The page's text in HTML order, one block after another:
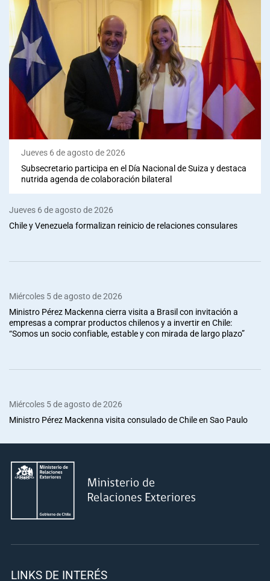
Jueves 6 de agosto de 2026
Subsecretario participa en el Día Nacional de Suiza y destaca
nutrida agenda de colaboración bilateral
Jueves 6 de agosto de 2026
Chile y Venezuela formalizan reinicio de relaciones consulares
Miércoles 5 de agosto de 2026
Ministro Pérez Mackenna cierra visita a Brasil con invitación a
empresas a comprar productos chilenos y a invertir en Chile:
“Somos un socio confiable, estable y con mirada de largo plazo”
Miércoles 5 de agosto de 2026
Ministro Pérez Mackenna visita consulado de Chile en Sao Paulo
LINKS DE INTERÉS